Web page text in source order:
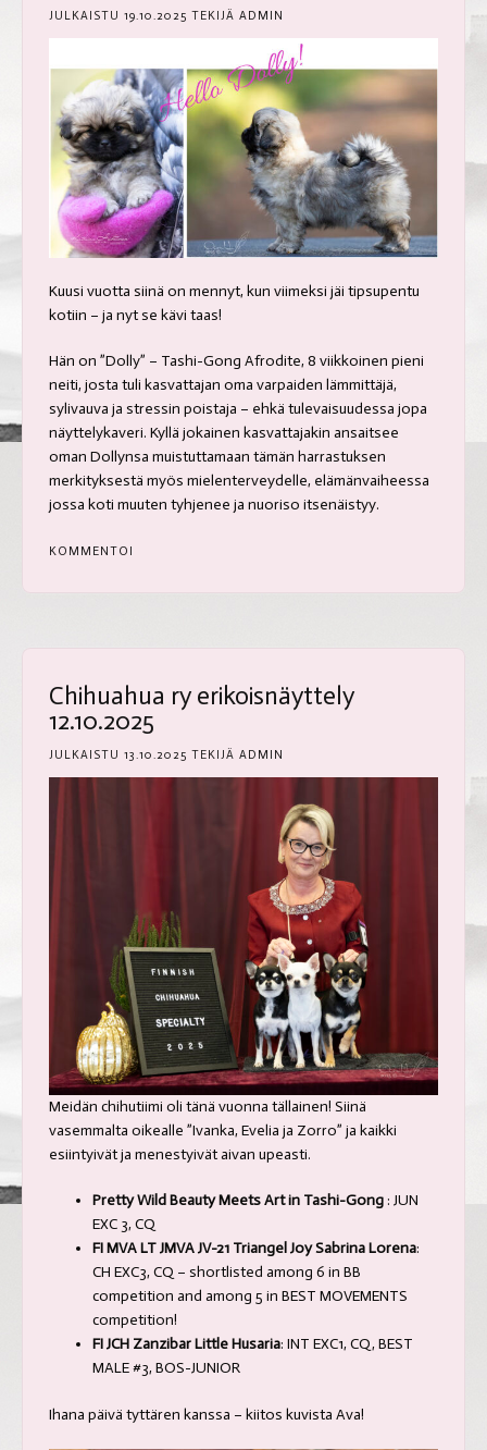
JULKAISTU 19.10.2025 TEKIJÄ ADMIN
Kuusi vuotta siinä on mennyt, kun viimeksi jäi tipsupentu
kotiin – ja nyt se kävi taas!
Hän on ”Dolly” – Tashi-Gong Afrodite, 8 viikkoinen pieni
neiti, josta tuli kasvattajan oma varpaiden lämmittäjä,
sylivauva ja stressin poistaja – ehkä tulevaisuudessa jopa
näyttelykaveri. Kyllä jokainen kasvattajakin ansaitsee
oman Dollynsa muistuttamaan tämän harrastuksen
merkityksestä myös mielenterveydelle, elämänvaiheessa
jossa koti muuten tyhjenee ja nuoriso itsenäistyy.
KOMMENTOI
Chihuahua ry erikoisnäyttely
12.10.2025
JULKAISTU 13.10.2025 TEKIJÄ ADMIN
Meidän chihutiimi oli tänä vuonna tällainen! Siinä
vasemmalta oikealle ”Ivanka, Evelia ja Zorro” ja kaikki
esiintyivät ja menestyivät aivan upeasti.
Pretty Wild Beauty Meets Art in Tashi-Gong : JUN
EXC 3, CQ
FI MVA LT JMVA JV-21 Triangel Joy Sabrina Lorena:
CH EXC3, CQ – shortlisted among 6 in BB
competition and among 5 in BEST MOVEMENTS
competition!
FI JCH Zanzibar Little Husaria: INT EXC1, CQ, BEST
MALE #3, BOS-JUNIOR
Ihana päivä tyttären kanssa – kiitos kuvista Ava!